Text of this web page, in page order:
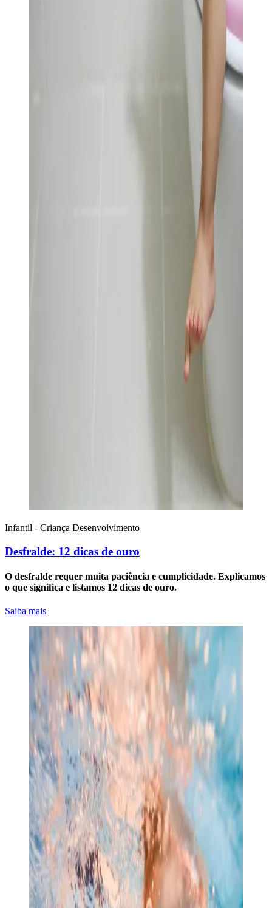
Infantil - Criança Desenvolvimento
Desfralde: 12 dicas de ouro
O desfralde requer muita paciência e cumplicidade. Explicamos
o que significa e listamos 12 dicas de ouro.
Saiba mais